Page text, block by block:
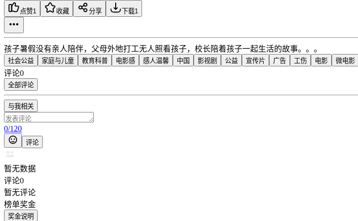
点赞1 收藏 分享 下载1
孩子暑假没有亲人陪伴，父母外地打工无人照看孩子，校长陪着孩子一起生活的故事。。。
社会公益 家庭与儿童 教育科普 电影感 感人温馨 中国 影视剧 公益 宣传片 广告 工伤 电影 微电影
评论0
全部评论
与我相关
0/120
评论
暂无数据
评论0
暂无评论
榜单奖金
奖金说明